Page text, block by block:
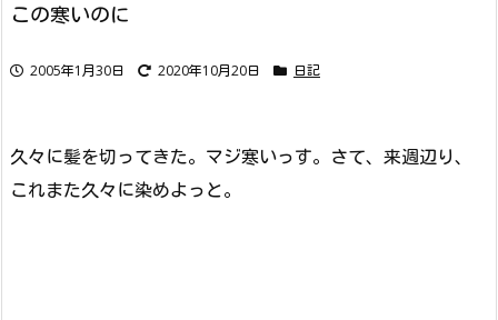
この寒いのに
2005年1月30日 2020年10月20日 日記
久々に髪を切ってきた。マジ寒いっす。さて、来週辺り、
これまた久々に染めよっと。